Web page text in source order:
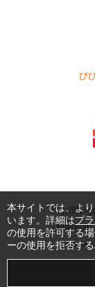
び
お問い
利用規約
Copyright ©
本サイトでは、よ
います。詳細はプ
の使用を許可する
ーの使用を拒否す